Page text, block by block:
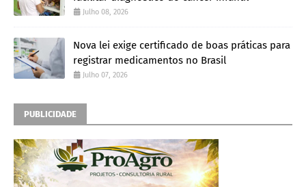
Julho 08, 2026
Nova lei exige certificado de boas práticas para
registrar medicamentos no Brasil
Julho 07, 2026
PUBLICIDADE